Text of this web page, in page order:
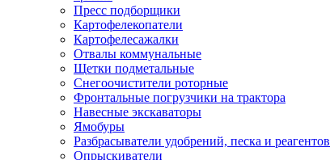
Пресс подборщики
Картофелекопатели
Картофелесажалки
Отвалы коммунальные
Щетки подметальные
Снегоочистители роторные
Фронтальные погрузчики на трактора
Навесные экскаваторы
Ямобуры
Разбрасыватели удобрений, песка и реагентов
Опрыскиватели